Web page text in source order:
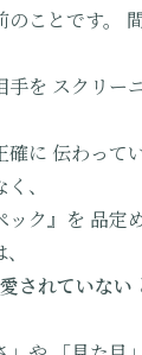
ことです。
手を スクリー
確に 伝わって
、
ック』を 品定
愛されていない